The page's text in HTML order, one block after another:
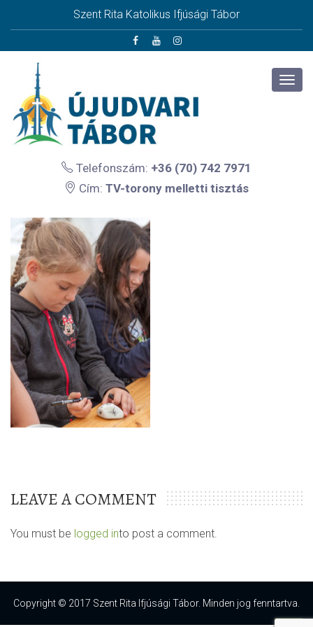
Szent Rita Katolikus Ifjúsági Tábor
Telefonszám: +36 (70) 742 7971
Cím: TV-torony melletti tisztás
LEAVE A COMMENT
You must be logged into post a comment.
Copyright © 2017 Szent Rita Ifjúsági Tábor. Minden jog fenntartva.